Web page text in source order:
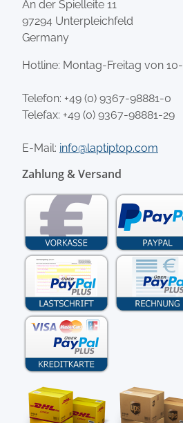
An der Spielleite 11
97294 Unterpleichfeld
Germany
Hotline: Montag-Freitag von
Telefon: +49 (0) 9367-98881-0
Telefax: +49 (0) 9367-98881-29
E-Mail: info@laptiptop.com
Zahlung & Versand